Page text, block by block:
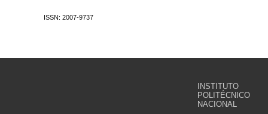
ISSN: 2007-9737
INSTITUTO
POLITÉCNICO
NACIONAL